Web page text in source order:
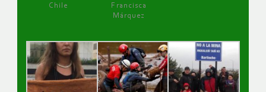
Chile
Francisca
Márquez